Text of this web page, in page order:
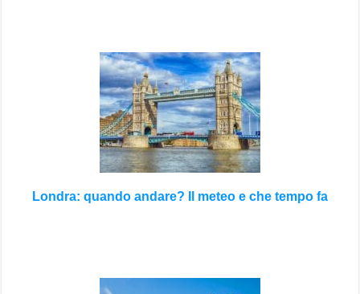
Londra: quando andare? Il meteo e che tempo fa